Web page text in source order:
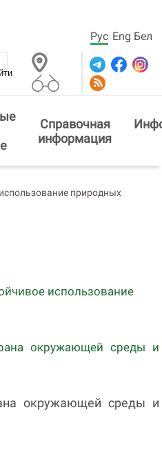
Рус Eng Бел
Справочная
информация
природных
использование
окружающей среды и
окружающей среды и